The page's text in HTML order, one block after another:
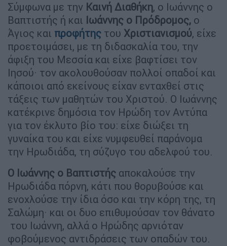
Σύμφωνα με την Καινή Διαθήκη, ο Ιωάννης ο
Βαπτιστής ή και Ιωάννης ο Πρόδρομος, ο
Άγιος και προφήτης του Χριστιανισμού, είχε
προετοιμάσει, με τη διδασκαλία του, την
άφιξη του Μεσσία και είχε βαφτίσει τον
Ιησού· τον ακολουθούσαν πολλοί οπαδοί και
κάποιοι από εκείνους είχαν ενταχθεί στις
τάξεις των μαθητών του Χριστού. Ο Ιωάννης
κατέκρινε δημόσια τον Ηρώδη τον Αντύπα
για τον έκλυτο βίο του: είχε διώξει τη
γυναίκα του και είχε νυμφευθεί παράνομα
την Ηρωδιάδα, τη σύζυγο του αδελφού του.
Ο Ιωάννης ο Βαπτιστής αποκαλούσε την
Ηρωδιάδα πόρνη, κάτι που θορυβούσε και
ενοχλούσε την ίδια όσο και την κόρη της, τη
Σαλώμη· και οι δυο επιθυμούσαν τον θάνατο
του Ιωάννη, αλλά ο Ηρώδης αρνιόταν
φοβούμενος αντιδράσεις των οπαδών του.